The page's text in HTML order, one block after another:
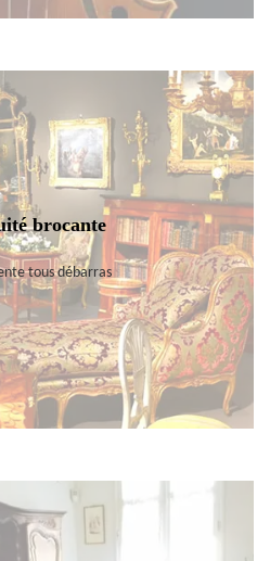
brocante
tous débarras